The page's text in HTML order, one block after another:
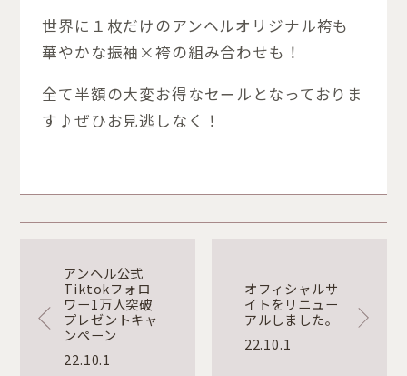
世界に１枚だけのアンヘルオリジナル袴も
華やかな振袖×袴の組み合わせも！
全て半額の大変お得なセールとなっておりま
す♪ぜひお見逃しなく！
アンヘル公式
Tiktokフォロ
ワー1万人突破
プレゼントキャ
ンペーン
22.10.1
オフィシャルサ
イトをリニュー
アルしました。
22.10.1